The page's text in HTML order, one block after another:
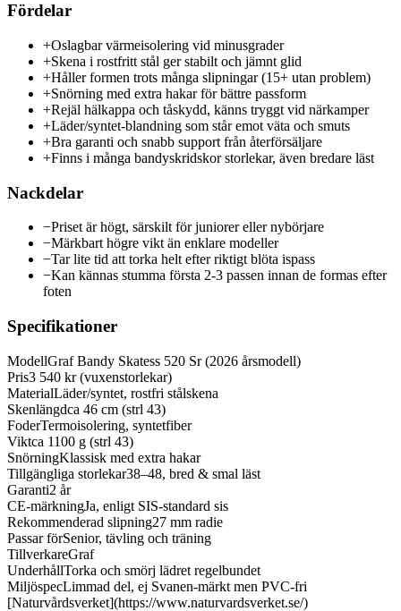
Fördelar
+Oslagbar värmeisolering vid minusgrader
+Skena i rostfritt stål ger stabilt och jämnt glid
+Håller formen trots många slipningar (15+ utan problem)
+Snörning med extra hakar för bättre passform
+Rejäl hälkappa och tåskydd, känns tryggt vid närkamper
+Läder/syntet-blandning som står emot väta och smuts
+Bra garanti och snabb support från återförsäljare
+Finns i många bandyskridskor storlekar, även bredare läst
Nackdelar
−Priset är högt, särskilt för juniorer eller nybörjare
−Märkbart högre vikt än enklare modeller
−Tar lite tid att torka helt efter riktigt blöta ispass
−Kan kännas stumma första 2-3 passen innan de formas efter
foten
Specifikationer
ModellGraf Bandy Skatess 520 Sr (2026 årsmodell)
Pris3 540 kr (vuxenstorlekar)
MaterialLäder/syntet, rostfri stålskena
Skenlängdca 46 cm (strl 43)
FoderTermoisolering, syntetfiber
Viktca 1100 g (strl 43)
SnörningKlassisk med extra hakar
Tillgängliga storlekar38–48, bred & smal läst
Garanti2 år
CE-märkningJa, enligt SIS-standard sis
Rekommenderad slipning27 mm radie
Passar förSenior, tävling och träning
TillverkareGraf
UnderhållTorka och smörj lädret regelbundet
MiljöspecLimmad del, ej Svanen-märkt men PVC-fri
[Naturvårdsverket](https://www.naturvardsverket.se/)